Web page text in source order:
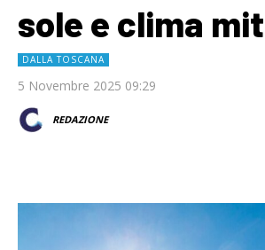
sole e clima
DALLA TOSCANA
5 Novembre 2025 09:29
REDAZIONE